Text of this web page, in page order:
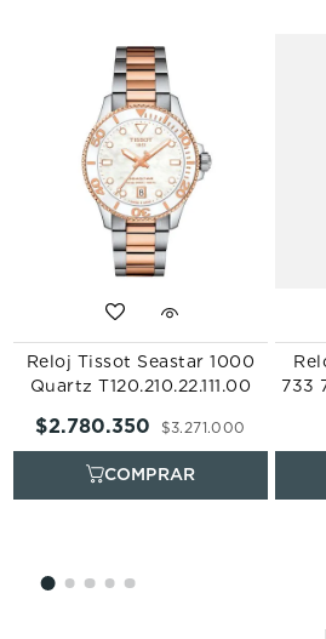
Reloj Tissot Seastar 1000
Quartz T120.210.22.111.00
$3. 271.000
$2.780.350
733